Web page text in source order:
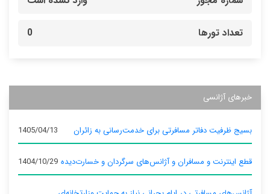
تعداد تورها 0
خبرهای آژانسی
بسیج ظرفیت دفاتر مسافرتی برای خدمت‌رسانی به زائران 1405/04/13
قطع اینترنت و مسافران و آژانس‌های سرگردان و خسارت‌دیده 1404/10/29